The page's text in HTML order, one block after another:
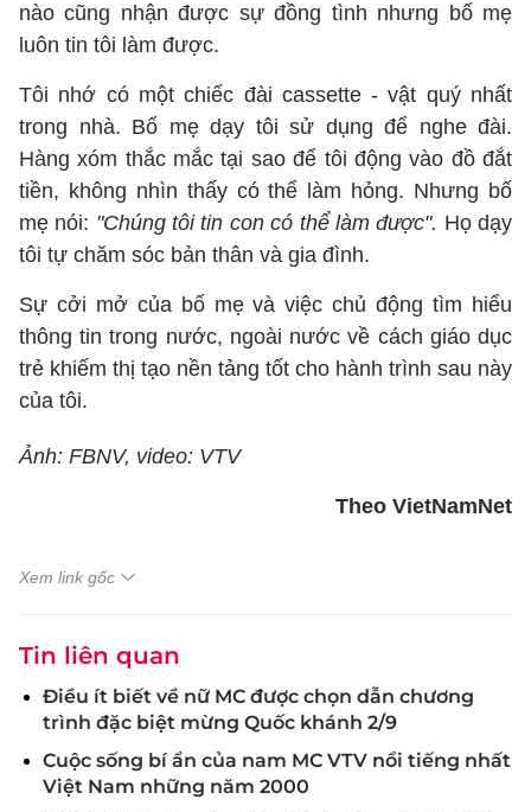
nào cũng nhận được sự đồng tình nhưng bố mẹ
luôn tin tôi làm được.
Tôi nhớ có một chiếc đài cassette - vật quý nhất
trong nhà. Bố mẹ dạy tôi sử dụng để nghe đài.
Hàng xóm thắc mắc tại sao để tôi động vào đồ đắt
tiền, không nhìn thấy có thể làm hỏng. Nhưng bố
mẹ nói: "Chúng tôi tin con có thể làm được". Họ dạy
tôi tự chăm sóc bản thân và gia đình.
Sự cởi mở của bố mẹ và việc chủ động tìm hiểu
thông tin trong nước, ngoài nước về cách giáo dục
trẻ khiếm thị tạo nền tảng tốt cho hành trình sau này
của tôi.
Ảnh: FBNV, video: VTV
Theo VietNamNet
Xem link gốc
Tin liên quan
Điều ít biết về nữ MC được chọn dẫn chương
trình đặc biệt mừng Quốc khánh 2/9
Cuộc sống bí ẩn của nam MC VTV nổi tiếng nhất
Việt Nam những năm 2000